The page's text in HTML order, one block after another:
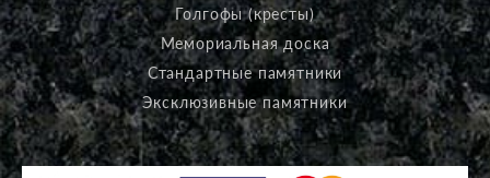
Голгофы (кресты)
Мемориальная доска
Стандартные памятники
Эксклюзивные памятники